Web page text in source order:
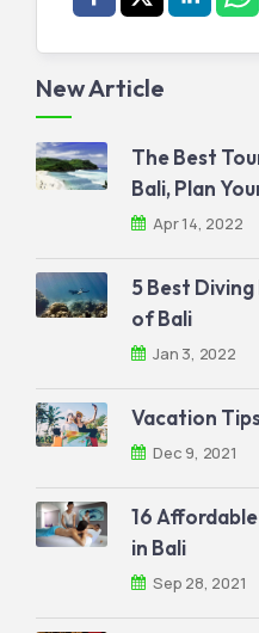
New Article
The Best
Bali, Plan
Apr 14, 2022
5 Best
of Bali
Jan 3, 2022
Vacation
Dec 9, 2021
16
in Bali
Sep 28, 2021